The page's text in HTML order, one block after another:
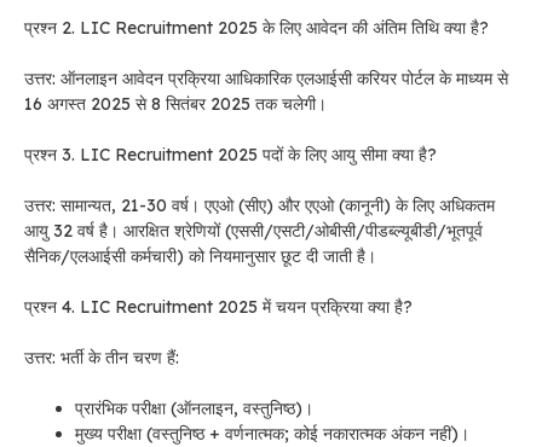
प्रश्न 2. LIC Recruitment 2025 के लिए आवेदन की अंतिम तिथि क्या है?
उत्तर: ऑनलाइन आवेदन प्रक्रिया आधिकारिक एलआईसी करियर पोर्टल के माध्यम से
16 अगस्त 2025 से 8 सितंबर 2025 तक चलेगी।
प्रश्न 3. LIC Recruitment 2025 पदों के लिए आयु सीमा क्या है?
उत्तर: सामान्यत, 21-30 वर्ष। एएओ (सीए) और एएओ (कानूनी) के लिए अधिकतम
आयु 32 वर्ष है। आरक्षित श्रेणियों (एससी/एसटी/ओबीसी/पीडब्ल्यूबीडी/भूतपूर्व
सैनिक/एलआईसी कर्मचारी) को नियमानुसार छूट दी जाती है।
प्रश्न 4. LIC Recruitment 2025 में चयन प्रक्रिया क्या है?
उत्तर: भर्ती के तीन चरण हैं:
प्रारंभिक परीक्षा (ऑनलाइन, वस्तुनिष्ठ)।
मुख्य परीक्षा (वस्तुनिष्ठ + वर्णनात्मक; कोई नकारात्मक अंकन नहीं)।